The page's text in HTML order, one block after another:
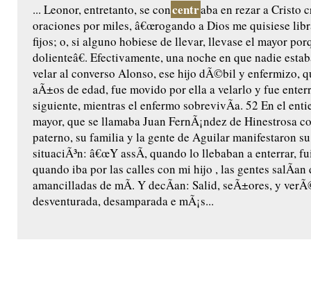
... Leonor, entretanto, se concentraba en rezar a Cristo
oraciones por miles, â€œrogando a Dios me quisiese
fijos; o, si alguno hobiese de llevar, llevase el mayor
dolienteâ€. Efectivamente, una noche en que nadie
velar al converso Alonso, ese hijo dÃ©bil y enfermizo,
aÃ±os de edad, fue movido por ella a velarlo y fue
siguiente, mientras el enfermo sobrevivÃ­a. 52 En el
mayor, que se llamaba Juan FernÃ¡ndez de Hinestrosa
paterno, su familia y la gente de Aguilar manifestaron
situaciÃ³n: â€œY assÃ­, quando lo llebaban a enterrar,
quando iba por las calles con mi hijo , las gentes salÃ­an
amancilladas de mÃ­. Y decÃ­an: Salid, seÃ±ores, y
desventurada, desamparada e mÃ¡s...